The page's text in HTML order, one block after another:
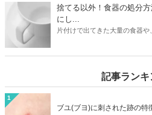
のか？ヤマダ電機などの家電
説しています。お持ちの加湿器
得に加湿器を処分する方法を見
捨てる以外！食器の処分
にし...
片付けで出てきた大量の食器や
す。処分方法に困っている食
にならず処分することができま
記事ランキ
1
ブユ(ブヨ)に刺された跡の特